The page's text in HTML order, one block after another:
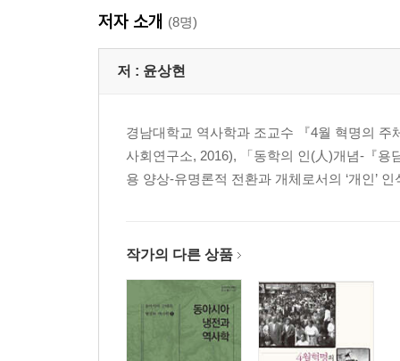
1956년 정·부통령 선거에서 주요 정당과 후보의
1. 머리말
4. 각 정당의 정치 광고
5. 맺음말
1. 머리말
2. 5·15선거 이전 장면과 이기붕의 경력
3. 제4대 부통령 선거 과정에 보이는 승인과 패인
저자 소개 (8명)
저 : 윤상현
경남대학교 역사학과 조교수 『4월 혁명의
사회연구소, 2016), 「동학의 인(人)개념-『용
용 양상-유명론적 전환과 개체로서의 ‘개인’
작가의 다른 상품